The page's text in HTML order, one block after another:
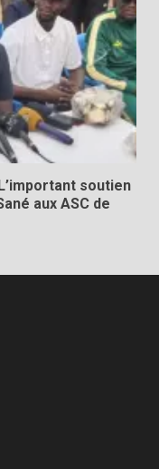
soutien
aux ASC de